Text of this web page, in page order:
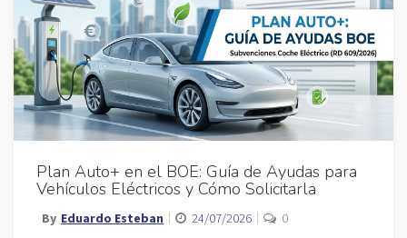
Plan Auto+ en el BOE: Guía de Ayudas para
Vehículos Eléctricos y Cómo Solicitarla
By Eduardo Esteban 24/07/2026 0